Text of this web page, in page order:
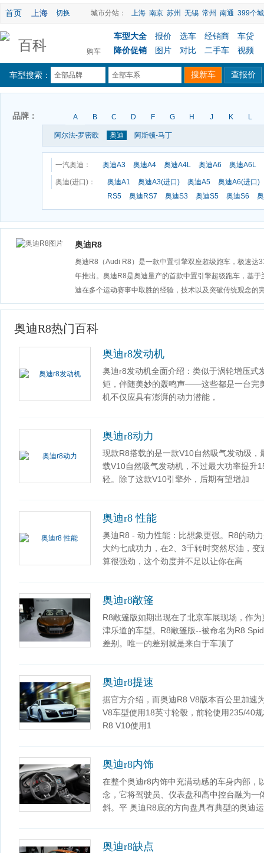
首页 上海 切换 城市分站： 上海 南京 苏州 无锡 常州 南通 399个
百科 购车
车型大全 报价 选车 经销商
车贷
降价促销
图片 对比 二手车 视频
车型搜索： 全部品牌 全部车系
品牌： A B C D F G H J K L
阿尔法-罗密欧 奥迪 阿斯顿-马丁
一汽奥迪： 奥迪A3 奥迪A4 奥迪A4L 奥迪A6 奥迪A6L
奥迪(进口)： 奥迪A1 奥迪A3(进口) 奥迪A5
奥迪A6(进口)
RS5
奥迪RS7 奥迪S3 奥迪S5 奥迪S6
奥迪R8
奥迪R8（Audi R8）是一款中置引擎双座超级跑车，极速达
年推出。奥迪R8是奥迪量产的首款中置引擎超级跑车，基
迪在多个运动赛事中取胜的经验，技术以及突破传统观念的
奥迪R8热门百科
奥迪r8发动机
奥迪r8发动机全面介绍：类似于涡轮增压式
矩，伴随美妙的轰鸣声——这些都是一台完
机不仅应具有澎湃的动力潜能，
奥迪r8动力
现款R8搭载的是一款V10自然吸气发动级
载V10自然吸气发动机，不过最大功率提升
轻。除了这款V10引擎外，后期有望增加
奥迪r8 性能
奥迪R8 - 动力性能：比想象更强。R8的动
大约七成功力，在2、3千转时突然尽油，
算很强劲，这个劲度并不足以让你在高
奥迪r8敞篷
R8敞篷版如期出现在了北京车展现场，作
津乐道的车型。R8敞篷版--被命名为R8
差别。唯一的差别就是来自于车顶了
奥迪r8提速
据官方介绍，而奥迪R8 V8版本百公里加速
V8车型使用18英寸轮毂，前轮使用235/40
R8 V10使用1
奥迪r8内饰
在整个奥迪r8内饰中充满动感的车身内部，
念，它将驾驶员、仪表盘和高中控台融为
斜。平 奥迪R8底的方向盘具有典型的奥迪
奥迪r8缺点